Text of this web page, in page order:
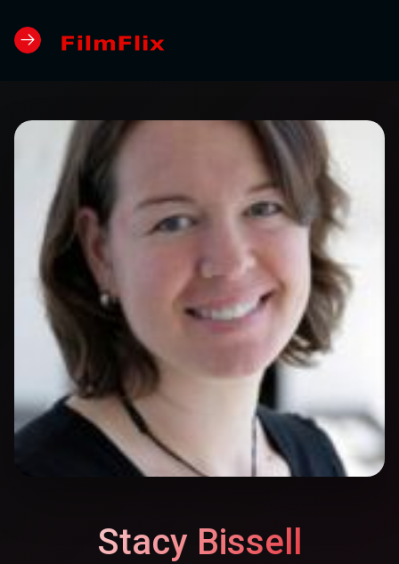
Stacy Bissell